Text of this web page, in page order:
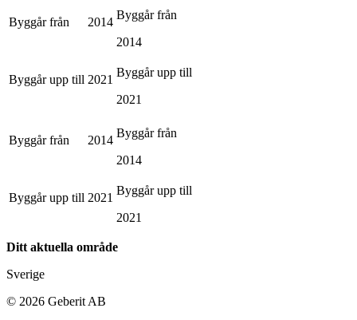
Byggår från 2014
Byggår från
2014
Byggår upp till 2021
Byggår upp till
2021
Byggår från 2014
Byggår från
2014
Byggår upp till 2021
Byggår upp till
2021
Ditt aktuella område
Sverige
© 2026 Geberit AB